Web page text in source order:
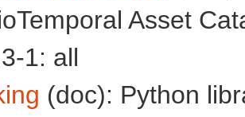
Asset
1: all
(doc): Python